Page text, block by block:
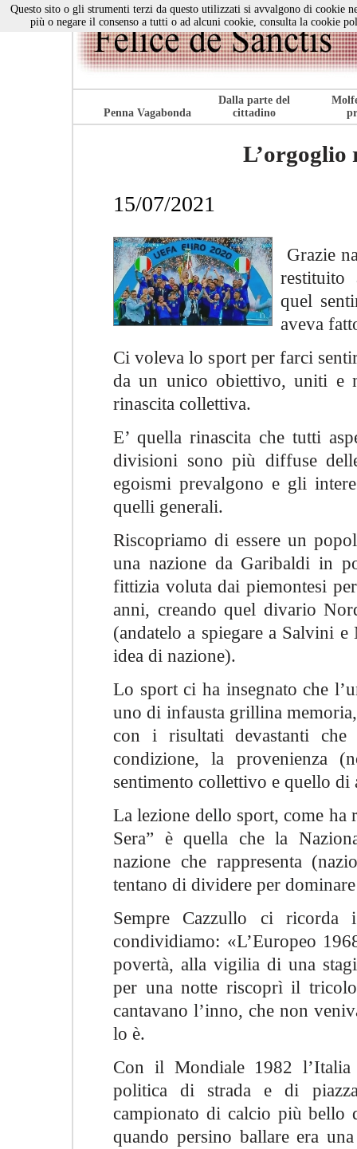
Penna Vagabonda
Dalla parte del
cittadino
L’orgoglio
15/07/2021
Grazie
restituito
quel
aveva
Ci voleva lo sport per farci
da un unico obiettivo, uniti e
rinascita collettiva.
E’ quella rinascita che tutti
divisioni sono più diffuse
egoismi prevalgono e gli
quelli generali.
Riscopriamo di essere un
una nazione da Garibaldi in
fittizia voluta dai piemontesi
anni, creando quel divario
(andatelo a spiegare a Salvini
idea di nazione).
Lo sport ci ha insegnato che
uno di infausta grillina
con i risultati devastanti
condizione, la provenienza
sentimento collettivo e quello di
La lezione dello sport, come
Sera” è quella che la
nazione che rappresenta
tentano di dividere per
Sempre Cazzullo ci ricorda
condividiamo: «L’Europeo
povertà, alla vigilia di una
per una notte riscoprì il
cantavano l’inno, che non
lo è.
Con il Mondiale 1982
politica di strada e di
campionato di calcio più bello
quando persino ballare era
Questo sito o gli strumenti terzi da questo utilizzati si avvalgono di cookie
più o negare il consenso a tutti o ad alcuni cookie, consulta la cookie